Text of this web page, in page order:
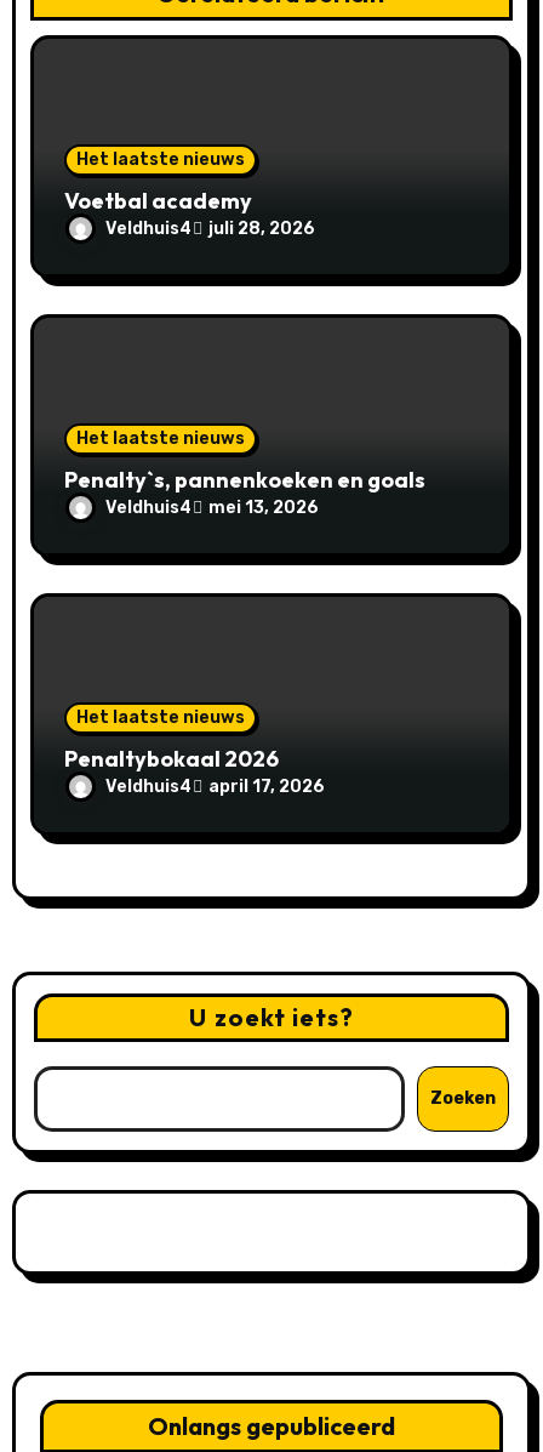
g
Het laatste nieuws
Voetbal academy
Veldhuis4 juli 28, 2026
Het laatste nieuws
Penalty`s, pannenkoeken en goals
Veldhuis4 mei 13, 2026
Het laatste nieuws
Penaltybokaal 2026
Veldhuis4 april 17, 2026
U zoekt iets?
Zoeken
Onlangs gepubliceerd